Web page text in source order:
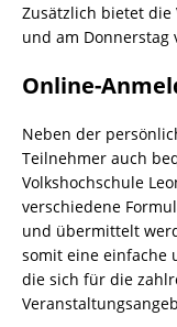
Zusätzlich bietet die
und am Donnerstag
Online-
Neben der
Teilnehmer auch
Volkshochschule
verschiedene
und übermittelt
somit eine einfache
die sich für die